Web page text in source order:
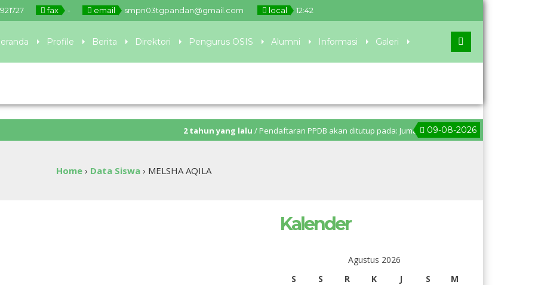
fax - email smpn03tgpandan@gmail.com local 12:42
Profile Berita Direktori Pengurus OSIS Alumni Informasi Galeri
09-08-2026
2 tahun yang lalu/ Pendaftaran PPDB akan ditutup pada: Jumat, 28 Juni 2024 pukul 11.00 WIB.
Home › Data Siswa › MELSHA AQILA
Kalender
Agustus 2026
S
S R K J S
M